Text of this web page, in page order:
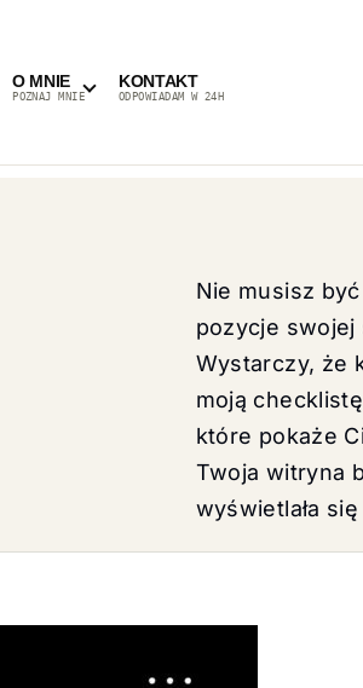
O MNIE
POZNAJ MNIE
KONTAKT
ODPOWIADAM W 24H
Nie musisz
pozycje
Wystarczy, że
moją
które pokaże
Twoja witryna
wyświetlała